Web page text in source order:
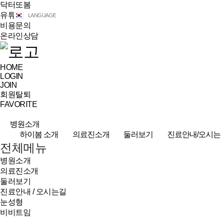
닥터또봄
유튜브
비용문의
온라인상담
LANGUAGE
HOME
LOGIN
JOIN
회원탈퇴
FAVORITE
병원소개
하이봄 소개
의료진소개 둘러보기 진료안내/오시
전체메뉴
병원소개
의료진소개
둘러보기
진료안내 / 오시는길
눈성형
비비트임